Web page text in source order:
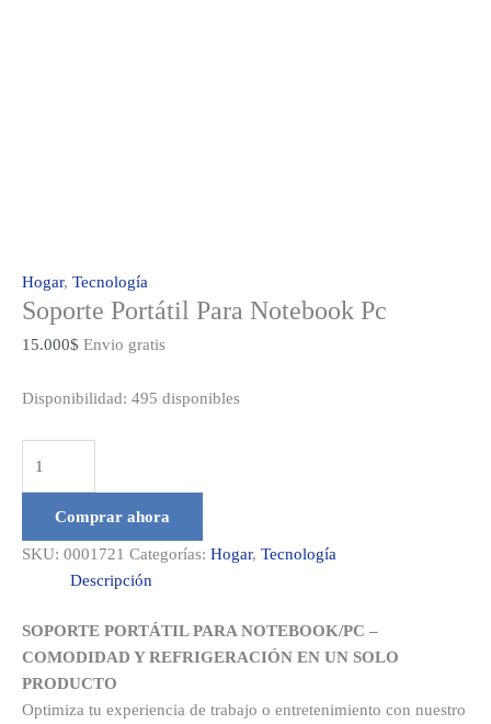
Hogar, Tecnología
Soporte Portátil Para Notebook Pc
15.000$ Envio gratis
Disponibilidad: 495 disponibles
Pc
cantidad
Comprar ahora
SKU: 0001721 Categorías: Hogar, Tecnología
Descripción
SOPORTE PORTÁTIL PARA NOTEBOOK/PC –
COMODIDAD Y REFRIGERACIÓN EN UN SOLO
PRODUCTO
Optimiza tu experiencia de trabajo o entretenimiento con nuestro